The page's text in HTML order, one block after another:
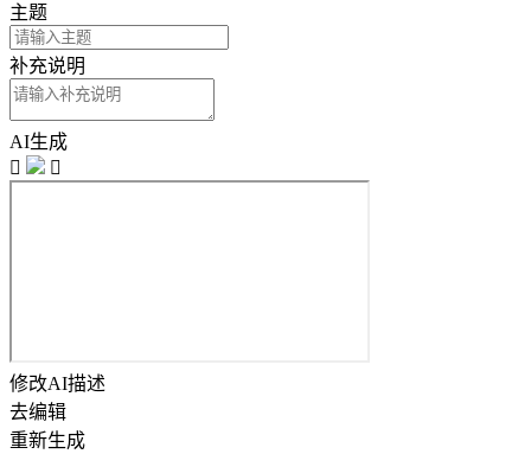
主题
补充说明
AI生成


修改AI描述
去编辑
重新生成